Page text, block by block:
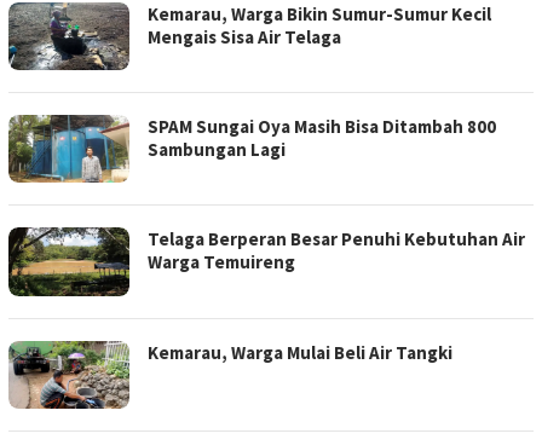
Kemarau, Warga Bikin Sumur-Sumur Kecil
Mengais Sisa Air Telaga
SPAM Sungai Oya Masih Bisa Ditambah 800
Sambungan Lagi
Telaga Berperan Besar Penuhi Kebutuhan Air
Warga Temuireng
Kemarau, Warga Mulai Beli Air Tangki